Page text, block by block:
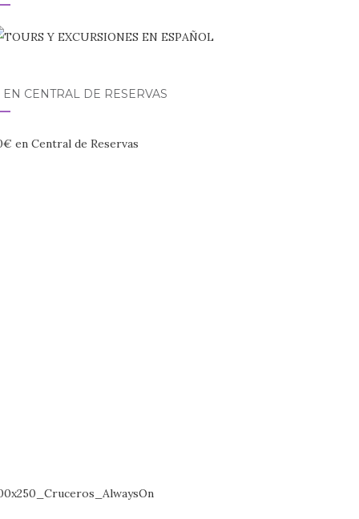
CENTRAL DE RESERVAS